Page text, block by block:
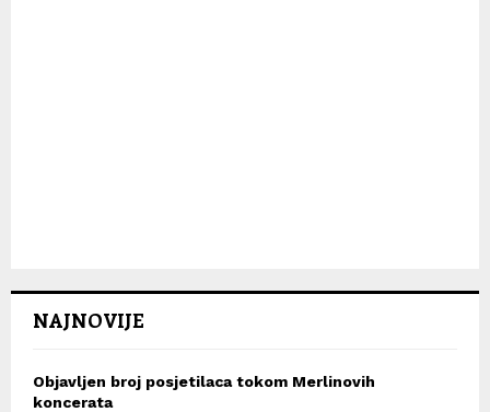
NAJNOVIJE
Objavljen broj posjetilaca tokom Merlinovih
koncerata